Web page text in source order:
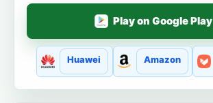
Play on Google Play
Huawei Amazon